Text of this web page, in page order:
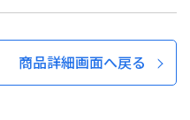
商品詳細画面へ戻る